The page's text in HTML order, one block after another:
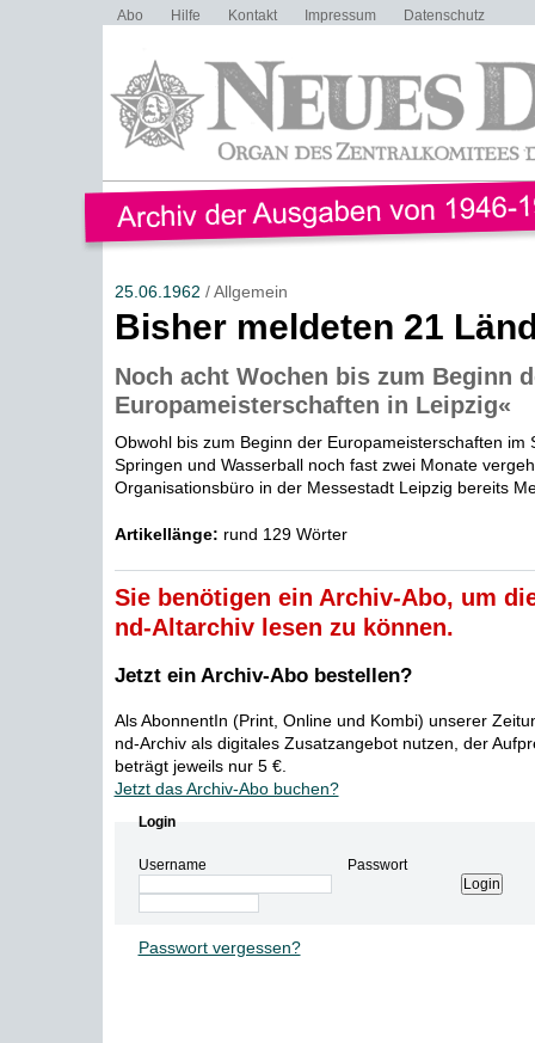
Abo Hilfe Kontakt Impressum Datenschutz
25.06.1962 / Allgemein
Bisher meldeten 21
Noch acht Wochen bis zum Beginn
Europameisterschaften in Leipzig«
Obwohl bis zum Beginn der Europameisterschaften im
Springen und Wasserball noch fast zwei Monate
Organisationsbüro in der Messestadt Leipzig bereits
Artikellänge: rund 129 Wörter
Sie benötigen ein Archiv-Abo, um
nd-Altarchiv lesen zu können.
Jetzt ein Archiv-Abo bestellen?
Als AbonnentIn (Print, Online und Kombi) unserer
nd-Archiv als digitales Zusatzangebot nutzen, der
beträgt jeweils nur 5 €.
Jetzt das Archiv-Abo buchen?
Login
Username Passwort
Passwort vergessen?